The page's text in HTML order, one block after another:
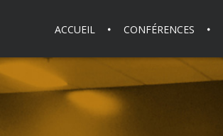
ACCUEIL CONFÉRENCES